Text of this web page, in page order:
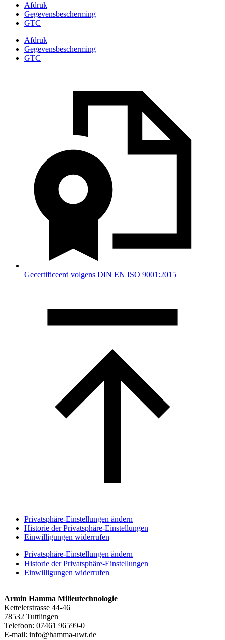
Afdruk
Gegevensbescherming
GTC
Afdruk
Gegevensbescherming
GTC
Gecertificeerd volgens DIN EN ISO 9001:2015
Privatsphäre-Einstellungen ändern
Historie der Privatsphäre-Einstellungen
Einwilligungen widerrufen
Privatsphäre-Einstellungen ändern
Historie der Privatsphäre-Einstellungen
Einwilligungen widerrufen
Armin Hamma Milieutechnologie
Kettelerstrasse 44-46
78532 Tuttlingen
Telefoon: 07461 96599-0
E-mail: info@hamma-uwt.de